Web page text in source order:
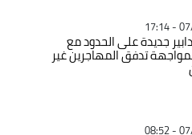
جديدة على الحدود مع
تدفق المهاجرين غير